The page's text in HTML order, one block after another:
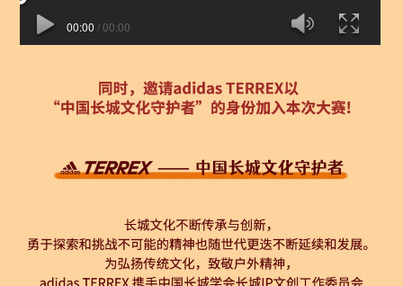
00:00 / 00:00